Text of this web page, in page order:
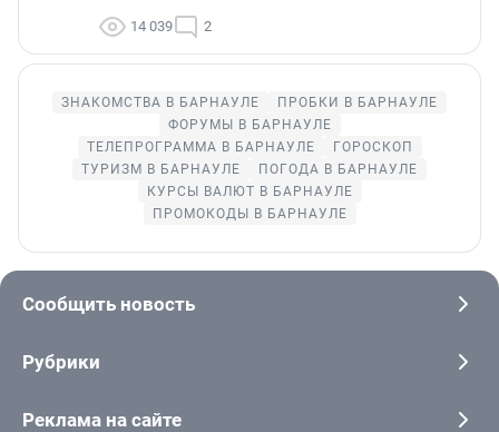
14 039 2
ЗНАКОМСТВА В БАРНАУЛЕ
ПРОБКИ В БАРНАУЛЕ
ФОРУМЫ В БАРНАУЛЕ
ТЕЛЕПРОГРАММА В БАРНАУЛЕ
ГОРОСКОП
ТУРИЗМ В БАРНАУЛЕ
ПОГОДА В БАРНАУЛЕ
КУРСЫ ВАЛЮТ В БАРНАУЛЕ
ПРОМОКОДЫ В БАРНАУЛЕ
Сообщить новость
Рубрики
Реклама на сайте